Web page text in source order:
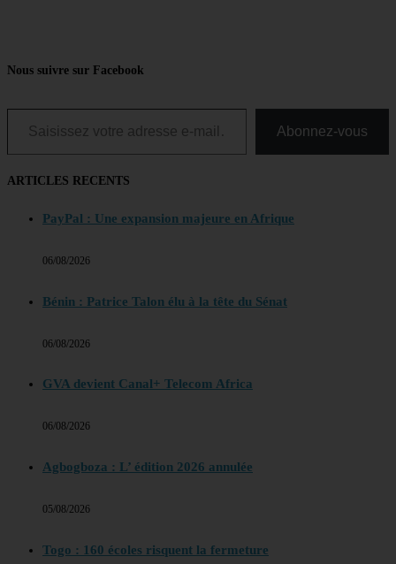
Nous suivre sur Facebook
Saisissez votre adresse e-mail…
Abonnez-vous
ARTICLES RECENTS
PayPal : Une expansion majeure en Afrique
06/08/2026
Bénin : Patrice Talon élu à la tête du Sénat
06/08/2026
GVA devient Canal+ Telecom Africa
06/08/2026
Agbogboza : L’ édition 2026 annulée
05/08/2026
Togo : 160 écoles risquent la fermeture